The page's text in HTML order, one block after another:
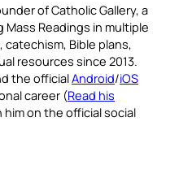
of Catholic Gallery, a
Readings in multiple
Bible plans,
resources since 2013.
the officialAndroid/iOS
career (Read his
on the official social